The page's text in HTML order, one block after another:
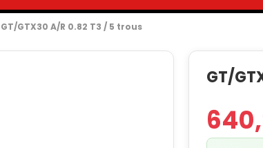
GT/GTX30 A/R 0.82 T3 / 5 trous
GT/